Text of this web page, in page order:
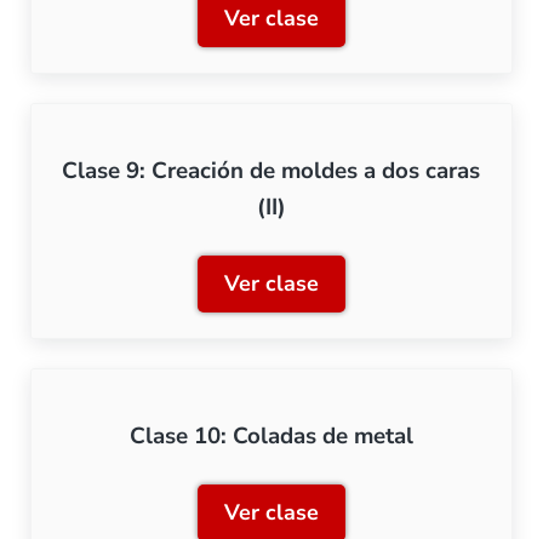
Ver claseClase 8: Creación de
Clase 9: Creación de moldes a dos caras
(II)
Ver claseClase 9: Creación de
Clase 10: Coladas de metal
Ver claseClase 10: Coladas de